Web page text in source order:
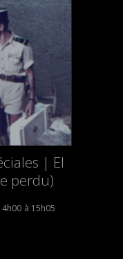
| El
perdu)
15h05